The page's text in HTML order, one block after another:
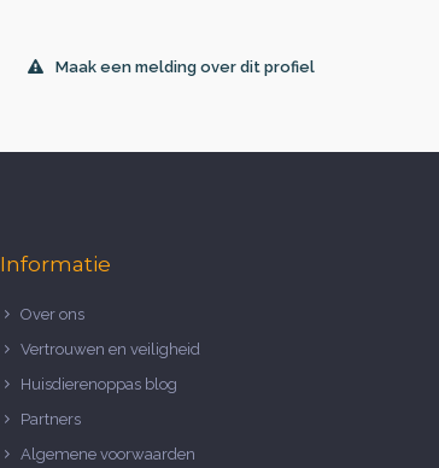
Maak een melding over dit profiel
Informatie
Over ons
Vertrouwen en veiligheid
Huisdierenoppas blog
Partners
Algemene voorwaarden